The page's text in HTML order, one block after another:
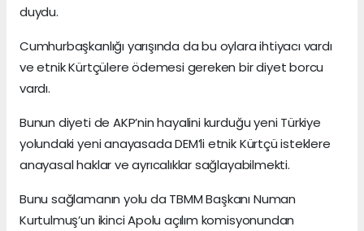
duydu.
Cumhurbaşkanlığı yarışında da bu oylara ihtiyacı vardı
ve etnik Kürtçülere ödemesi gereken bir diyet borcu
vardı.
Bunun diyeti de AKP’nin hayalini kurduğu yeni Türkiye
yolundaki yeni anayasada DEM’li etnik Kürtçü isteklere
anayasal haklar ve ayrıcalıklar sağlayabilmekti.
Bunu sağlamanın yolu da TBMM Başkanı Numan
Kurtulmuş’un ikinci Apolu açılım komisyonundan